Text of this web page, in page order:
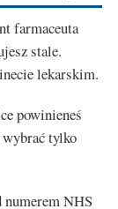
farmaceuta
stale.
lekarskim.
powinieneś
tylko
numerem NHS